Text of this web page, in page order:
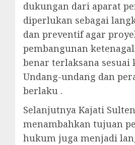
dukungan dari aparat
diperlukan sebagai
dan preventif agar
pembangunan
benar terlaksana sesuai
Undang-undang dan
berlaku .
Selanjutnya Kajati
menambahkan tujuan
hukum juga menjadi